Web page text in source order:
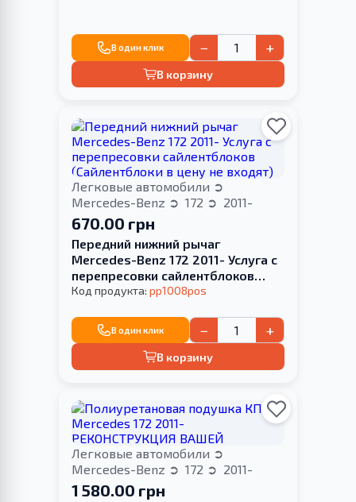
В один клик − +
В корзину
Легковые автомобили
Mercedes-Benz
172 2011-
670.00 грн
Передний нижний рычаг
Mercedes-Benz 172 2011- Услуга с
перепресовки сайлентблоков
(Сайлентблоки в цену не входят)
Код продукта: pp1008pos
В один клик − +
В корзину
Легковые автомобили
Mercedes-Benz
172 2011-
1 580.00 грн